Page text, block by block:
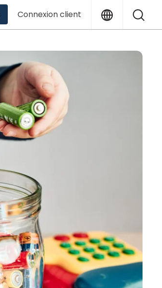
Translation
Connexion client